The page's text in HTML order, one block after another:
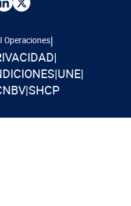
Operaciones|
|
|UNE|
|SHCP